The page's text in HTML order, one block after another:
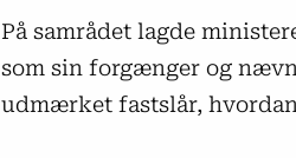
På samrådet lagde
som sin forgænger og
udmærket fastslår,